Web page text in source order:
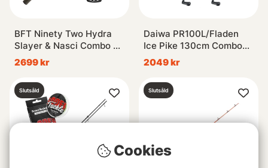
BFT Ninety Two Hydra
Slayer & Nasci Combo 8'
-100g
2699 kr
Daiwa PR100L/Fladen
Ice Pike 130cm Combo
Vänster 3-Pack
2049 kr
Slutsåld Slutsåld
Cookies